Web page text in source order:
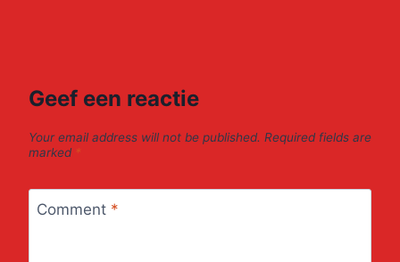
Geef een reactie
Your email address will not be published. Required fields are
marked *
Comment *